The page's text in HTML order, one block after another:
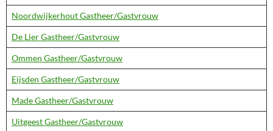
Noordwijkerhout Gastheer/Gastvrouw
De Lier Gastheer/Gastvrouw
Ommen Gastheer/Gastvrouw
Eijsden Gastheer/Gastvrouw
Made Gastheer/Gastvrouw
Uitgeest Gastheer/Gastvrouw